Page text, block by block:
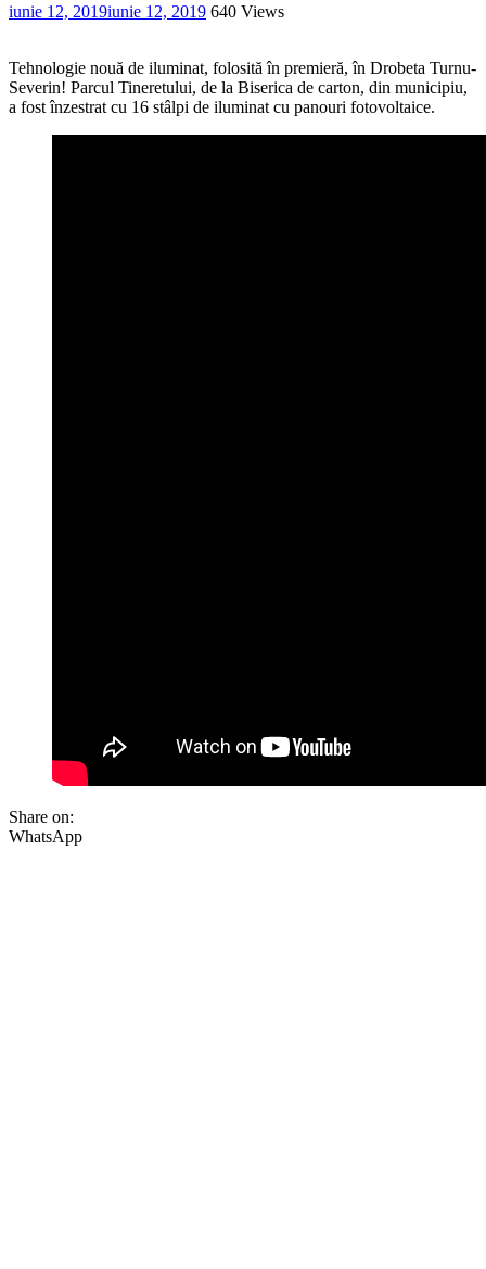
iunie 12, 2019iunie 12, 2019 640 Views
Tehnologie nouă de iluminat, folosită în premieră, în Drobeta Turnu-
Severin! Parcul Tineretului, de la Biserica de carton, din municipiu,
a fost înzestrat cu 16 stâlpi de iluminat cu panouri fotovoltaice.
Share on:
WhatsApp